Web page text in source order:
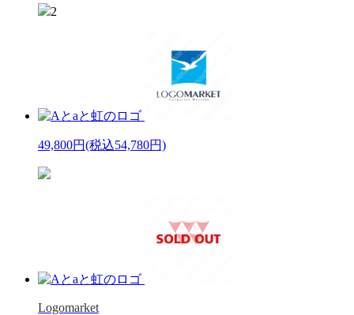
2
49,800円(税込54,780円)
Logomarket